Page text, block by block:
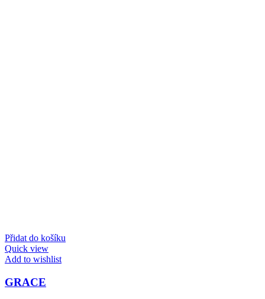
Přidat do košíku
Quick view
Add to wishlist
GRACE